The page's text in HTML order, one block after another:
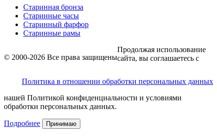
Старинная бронза
Старинные часы
Старинный фарфор
Старинные рамы
© 2000-2026 Все права защищены
Политика в отношении обработки персональных данных
Продолжая использование
сайта, вы соглашаетесь с
нашей Политикой конфиденциальности и условиями
обработки персональных данных.
Подробнее Принимаю